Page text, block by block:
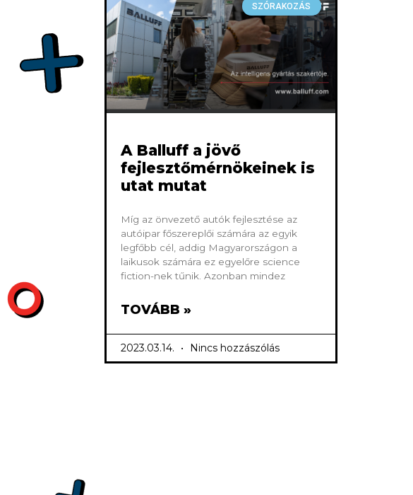
SZÓRAKOZÁS
A Balluff a jövő
fejlesztőmérnökeinek is
utat mutat
Míg az önvezető autók fejlesztése az
autóipar főszereplői számára az egyik
legfőbb cél, addig Magyarországon a
laikusok számára ez egyelőre science
fiction-nek tűnik. Azonban mindez
TOVÁBB »
2023.03.14. Nincs hozzászólás